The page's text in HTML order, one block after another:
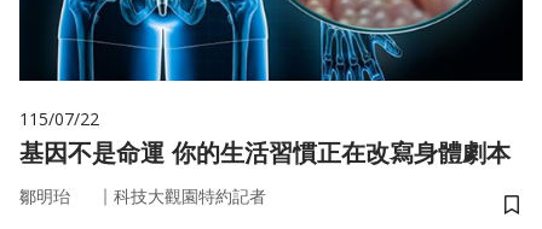
115/07/22
基因不是命運 你的生活習慣正在改寫身體劇本
鄒明珆 ｜ 科技大觀園特約記者
儲